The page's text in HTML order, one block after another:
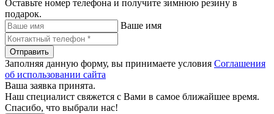
Оставьте номер телефона и получите зимнюю резину в
подарок.
Ваше имя
Отправить
Заполняя данную форму, вы принимаете условия Соглашения
об использовании сайта
Ваша заявка принята.
Наш специалист свяжется с Вами в самое ближайшее время.
Спасибо, что выбрали нас!